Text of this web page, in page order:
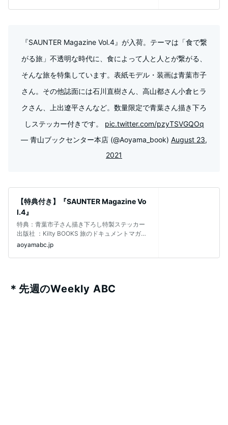
『SAUNTER Magazine Vol.4』が入荷。テーマは「食で繋
がる旅」不透明な時代に、食によって人と人とが繋がる、
そんな旅を特集しています。表紙モデル・装画は青葉市子
さん。その他誌面には石川直樹さん、高山都さん小倉ヒラ
クさん、上出遼平さんなど。数量限定で青葉さん描き下ろ
しステッカー付きです。 pic.twitter.com/pzyTSVGQOq
— 青山ブックセンター本店 (@Aoyama_book) August 23,
2021
【特典付き】『SAUNTER Magazine Vo
l.4』
特典：青葉市子さん描き下ろし特製ステッカー
出版社 ：‎Kilty BOOKS 旅のドキュメントマガジ
ン、日本屋久島発「サ
aoyamabc.jp
＊先週のWeekly ABC